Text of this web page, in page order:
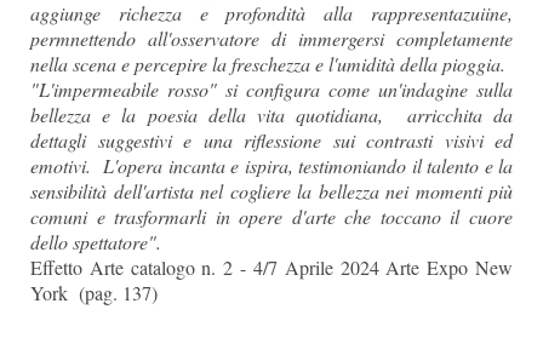
aggiunge richezza e profondità alla rappresentazuiine,
permnettendo all'osservatore di immergersi completamente
nella scena e percepire la freschezza e l'umidità della pioggia.
"L'impermeabile rosso" si configura come un'indagine sulla
bellezza e la poesia della vita quotidiana, arricchita da
dettagli suggestivi e una riflessione sui contrasti visivi ed
emotivi. L'opera incanta e ispira, testimoniando il talento e la
sensibilità dell'artista nel cogliere la bellezza nei momenti più
comuni e trasformarli in opere d'arte che toccano il cuore
dello spettatore".
Effetto Arte catalogo n. 2 - 4/7 Aprile 2024 Arte Expo New
York (pag. 137)